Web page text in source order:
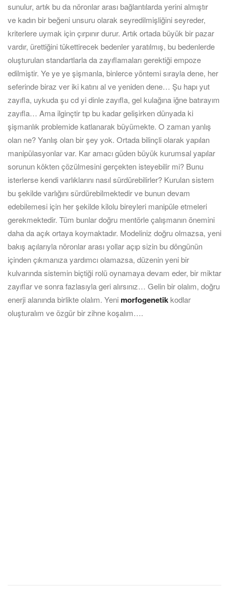
sunulur, artık bu da nöronlar arası bağlantılarda yerini almıştır
ve kadın bir beğeni unsuru olarak seyredilmişliğini seyreder,
kriterlere uymak için çırpınır durur. Artık ortada büyük bir pazar
vardır, ürettiğini tükettirecek bedenler yaratılmış, bu bedenlerde
oluşturulan standartlarla da zayıflamaları gerektiği empoze
edilmiştir. Ye ye ye şişmanla, binlerce yöntemi sırayla dene, her
seferinde biraz ver iki katını al ve yeniden dene… Şu hapı yut
zayıfla, uykuda şu cd yi dinle zayıfla, gel kulağına iğne batırayım
zayıfla… Ama ilginçtir tıp bu kadar gelişirken dünyada ki
şişmanlık problemide katlanarak büyümekte. O zaman yanlış
olan ne? Yanlış olan bir şey yok. Ortada bilinçli olarak yapılan
manipülasyonlar var. Kar amacı güden büyük kurumsal yapılar
sorunun kökten çözülmesini gerçekten isteyebilir mi? Bunu
isterlerse kendi varlıklarını nasıl sürdürebilirler? Kurulan sistem
bu şekilde varlığını sürdürebilmektedir ve bunun devam
edebilemesi için her şekilde kilolu bireyleri manipüle etmeleri
gerekmektedir. Tüm bunlar doğru mentörle çalışmanın önemini
daha da açık ortaya koymaktadır. Modeliniz doğru olmazsa, yeni
bakış açılarıyla nöronlar arası yollar açıp sizin bu döngünün
içinden çıkmanıza yardımcı olamazsa, düzenin yeni bir
kulvarında sistemin biçtiği rolü oynamaya devam eder, bir miktar
zayıflar ve sonra fazlasıyla geri alırsınız… Gelin bir olalım, doğru
enerji alanında birlikte olalım. Yenimorfogenetik kodlar
oluşturalım ve özgür bir zihne koşalım….